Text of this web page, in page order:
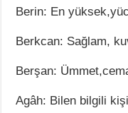
Berin: En
Berkcan: Sağlam,
Berşan:
Agâh: Bilen bilgili kişi